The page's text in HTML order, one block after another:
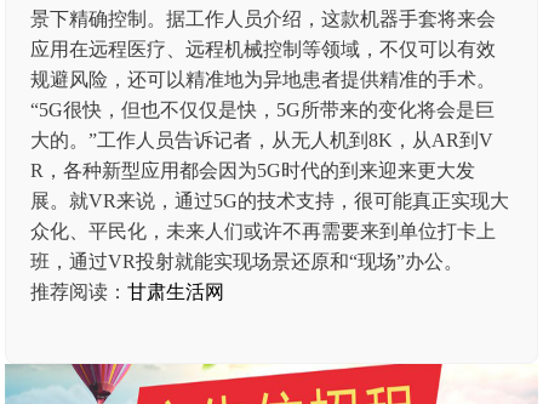
景下精确控制。据工作人员介绍，这款机器手套将来会
应用在远程医疗、远程机械控制等领域，不仅可以有效
规避风险，还可以精准地为异地患者提供精准的手术。
“5G很快，但也不仅仅是快，5G所带来的变化将会是巨
大的。”工作人员告诉记者，从无人机到8K，从AR到V
R，各种新型应用都会因为5G时代的到来迎来更大发
展。就VR来说，通过5G的技术支持，很可能真正实现大
众化、平民化，未来人们或许不再需要来到单位打卡上
班，通过VR投射就能实现场景还原和“现场”办公。
推荐阅读：甘肃生活网